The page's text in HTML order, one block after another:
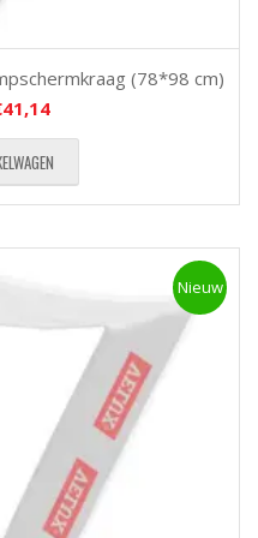
(78*98 cm)
41,14
Nieuw